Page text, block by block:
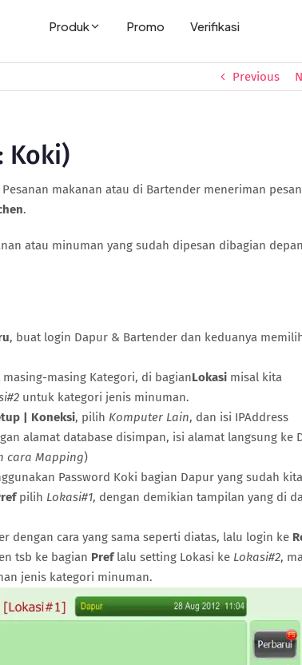
Produk Promo Verifikasi
Previous
Koki)
makanan atau di Bartender meneriman
.
atau minuman yang sudah dipesan dibagian
, buat login Dapur & Bartender dan keduanya
masing-masing Kategori, di bagianLokasi misal kita
untuk kategori jenis minuman.
| Koneksi, pilih Komputer Lain, dan isi IPAddress
alamat database disimpan, isi alamat langsung ke
cara Mapping)
Password Koki bagian Dapur yang sudah kita
pilih Lokasi#1, dengan demikian tampilan yang di
dengan cara yang sama seperti diatas, lalu login ke
tsb ke bagian Preflalu setting Lokasi ke Lokasi#2,
jenis kategori minuman.